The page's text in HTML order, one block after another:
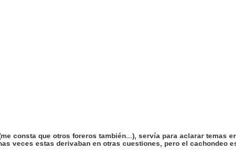
consta que otros foreros también...), servía para aclarar temas
veces estas derivaban en otras cuestiones, pero el cachondeo